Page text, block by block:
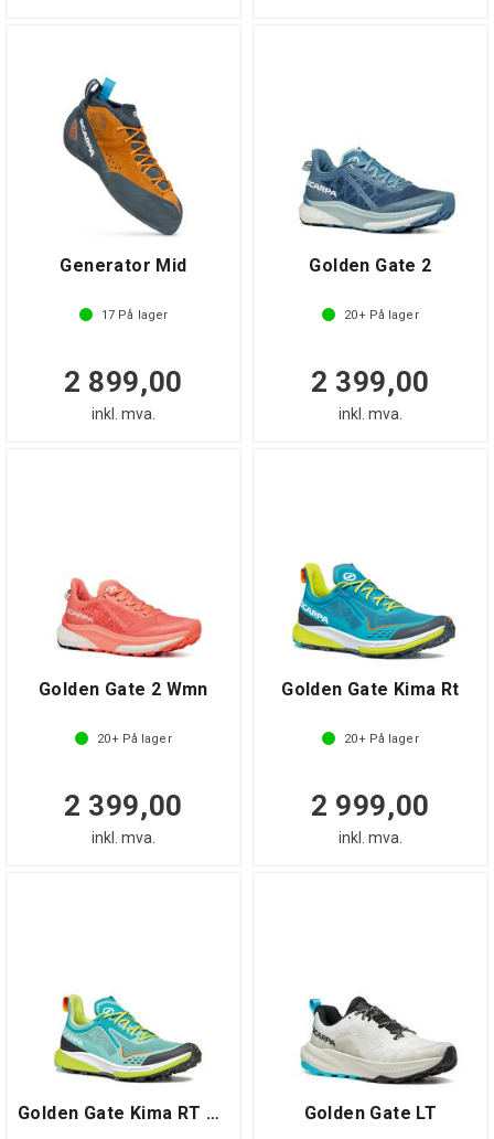
Generator Mid
17 På lager
2 899,00
inkl. mva.
Golden Gate 2
20+På lager
2 399,00
inkl. mva.
Golden Gate 2 Wmn
20+På lager
2 399,00
inkl. mva.
Golden Gate Kima Rt
20+På lager
2 999,00
inkl. mva.
Golden Gate Kima RT Wmn Golden Gate LT